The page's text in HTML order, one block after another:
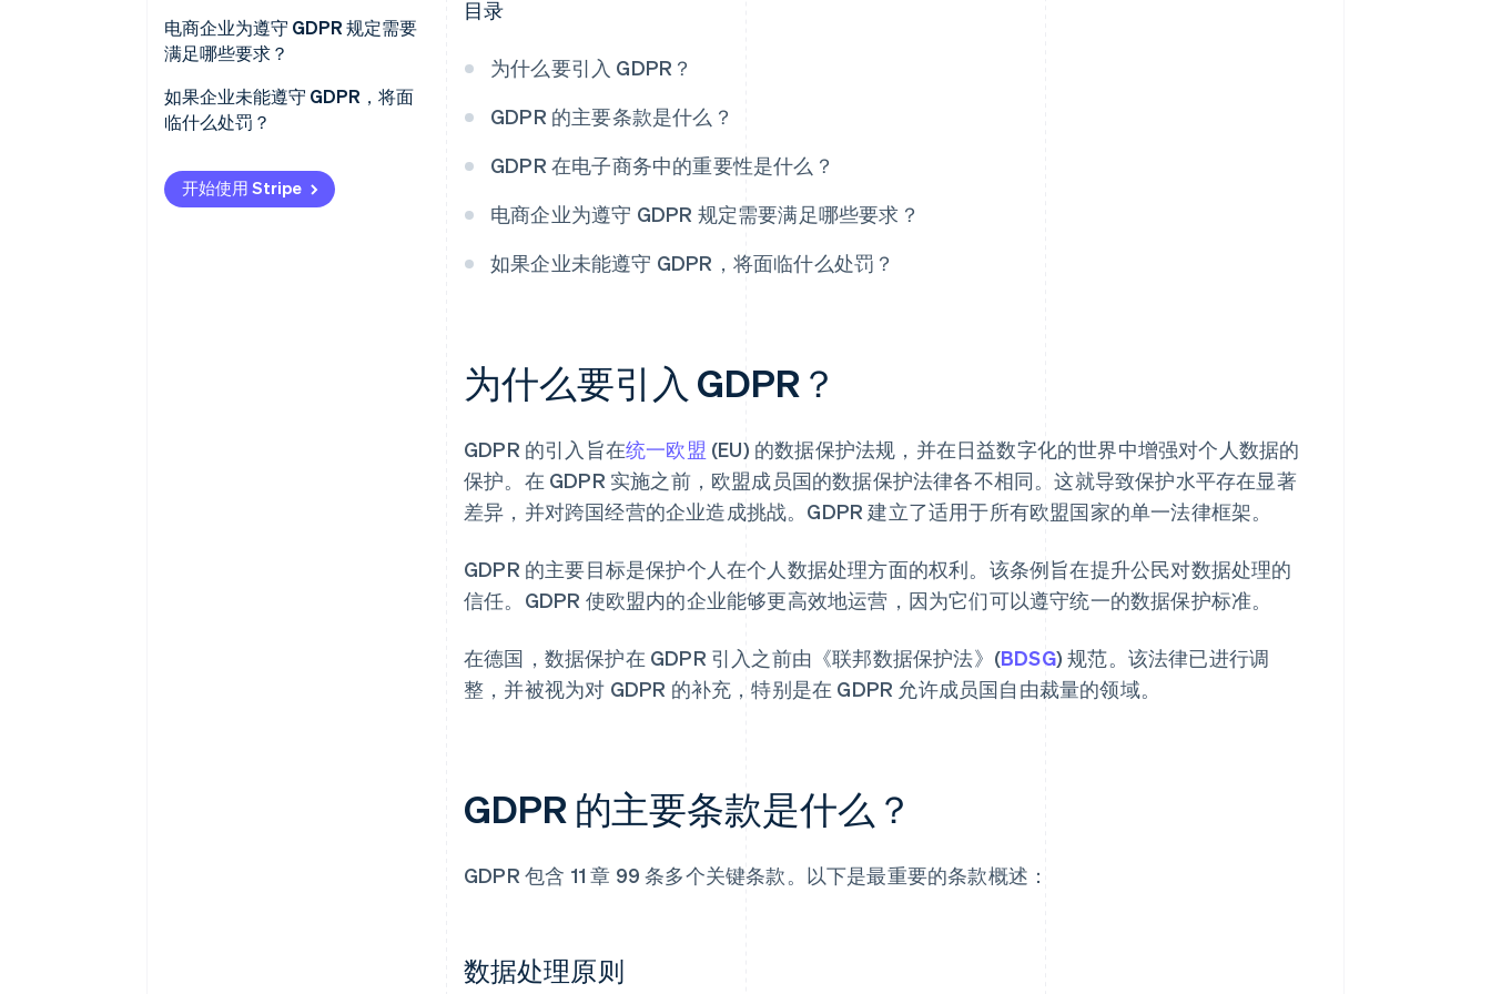
数据主体的权利
控制方的责任
电商企业为遵守 GDPR 规定需要
满足哪些要求？
隐私政策
Cookie 政策
技术和组织措施
如果企业未能遵守 GDPR，将面
临什么处罚？
开始使用 Stripe
目录
为什么要引入 GDPR？
GDPR 的主要条款是什么？
GDPR 在电子商务中的重要性是什么？
电商企业为遵守 GDPR 规定需要满足哪些要求？
如果企业未能遵守 GDPR，将面临什么处罚？
为什么要引入 GDPR？
GDPR 的引入旨在统一欧盟 (EU) 的数据保护法规，并在日益数字化的世界中增强对个人数据的
保护。在 GDPR 实施之前，欧盟成员国的数据保护法律各不相同。这就导致保护水平存在显著
差异，并对跨国经营的企业造成挑战。GDPR 建立了适用于所有欧盟国家的单一法律框架。
GDPR 的主要目标是保护个人在个人数据处理方面的权利。该条例旨在提升公民对数据处理的
信任。GDPR 使欧盟内的企业能够更高效地运营，因为它们可以遵守统一的数据保护标准。
在德国，数据保护在 GDPR 引入之前由《联邦数据保护法》(BDSG) 规范。该法律已进行调
整，并被视为对 GDPR 的补充，特别是在 GDPR 允许成员国自由裁量的领域。
GDPR 的主要条款是什么？
GDPR 包含 11 章 99 条多个关键条款。以下是最重要的条款概述：
数据处理原则